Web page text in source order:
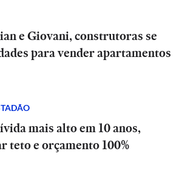
e Giovani, construtoras se
para vender apartamentos
mais alto em 10 anos,
teto e orçamento 100%